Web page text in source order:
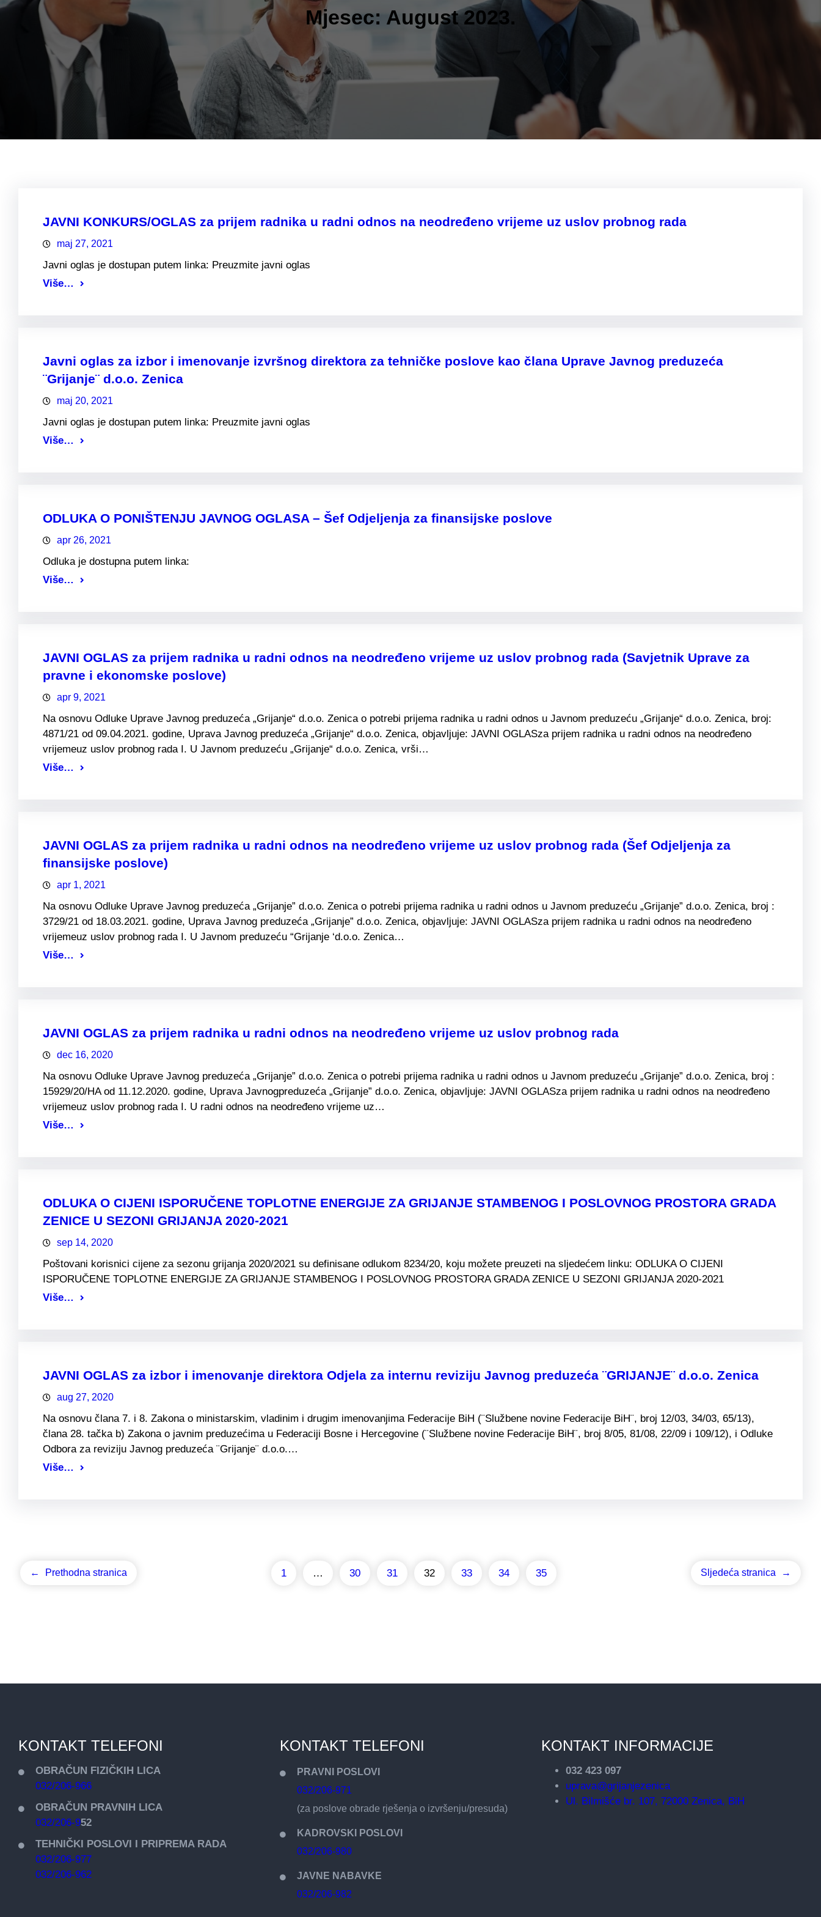
Mjesec: August 2023.
JAVNI KONKURS/OGLAS za prijem radnika u radni odnos na neodređeno vrijeme uz uslov probnog rada
maj 27, 2021
Javni oglas je dostupan putem linka: Preuzmite javni oglas
Više…
Javni oglas za izbor i imenovanje izvršnog direktora za tehničke poslove kao člana Uprave Javnog preduzeća
¨Grijanje¨ d.o.o. Zenica
maj 20, 2021
Javni oglas je dostupan putem linka: Preuzmite javni oglas
Više…
ODLUKA O PONIŠTENJU JAVNOG OGLASA – Šef Odjeljenja za finansijske poslove
apr 26, 2021
Odluka je dostupna putem linka:
Više…
JAVNI OGLAS za prijem radnika u radni odnos na neodređeno vrijeme uz uslov probnog rada (Savjetnik Uprave za
pravne i ekonomske poslove)
apr 9, 2021
Na osnovu Odluke Uprave Javnog preduzeća „Grijanje“ d.o.o. Zenica o potrebi prijema radnika u radni odnos u Javnom preduzeću „Grijanje“ d.o.o. Zenica, broj:
4871/21 od 09.04.2021. godine, Uprava Javnog preduzeća „Grijanje“ d.o.o. Zenica, objavljuje: JAVNI OGLASza prijem radnika u radni odnos na neodređeno
vrijemeuz uslov probnog rada I. U Javnom preduzeću „Grijanje“ d.o.o. Zenica, vrši…
Više…
JAVNI OGLAS za prijem radnika u radni odnos na neodređeno vrijeme uz uslov probnog rada (Šef Odjeljenja za
finansijske poslove)
apr 1, 2021
Na osnovu Odluke Uprave Javnog preduzeća „Grijanje” d.o.o. Zenica o potrebi prijema radnika u radni odnos u Javnom preduzeću „Grijanje” d.o.o. Zenica, broj :
3729/21 od 18.03.2021. godine, Uprava Javnog preduzeća „Grijanje” d.o.o. Zenica, objavljuje: JAVNI OGLASza prijem radnika u radni odnos na neodređeno
vrijemeuz uslov probnog rada I. U Javnom preduzeću “Grijanje ‘d.o.o. Zenica…
Više…
JAVNI OGLAS za prijem radnika u radni odnos na neodređeno vrijeme uz uslov probnog rada
dec 16, 2020
Na osnovu Odluke Uprave Javnog preduzeća „Grijanje” d.o.o. Zenica o potrebi prijema radnika u radni odnos u Javnom preduzeću „Grijanje” d.o.o. Zenica, broj :
15929/20/HA od 11.12.2020. godine, Uprava Javnogpreduzeća „Grijanje” d.o.o. Zenica, objavljuje: JAVNI OGLASza prijem radnika u radni odnos na neodređeno
vrijemeuz uslov probnog rada I. U radni odnos na neodređeno vrijeme uz…
Više…
ODLUKA O CIJENI ISPORUČENE TOPLOTNE ENERGIJE ZA GRIJANJE STAMBENOG I POSLOVNOG PROSTORA GRADA
ZENICE U SEZONI GRIJANJA 2020-2021
sep 14, 2020
Poštovani korisnici cijene za sezonu grijanja 2020/2021 su definisane odlukom 8234/20, koju možete preuzeti na sljedećem linku: ODLUKA O CIJENI
ISPORUČENE TOPLOTNE ENERGIJE ZA GRIJANJE STAMBENOG I POSLOVNOG PROSTORA GRADA ZENICE U SEZONI GRIJANJA 2020-2021
Više…
JAVNI OGLAS za izbor i imenovanje direktora Odjela za internu reviziju Javnog preduzeća ¨GRIJANJE¨ d.o.o. Zenica
aug 27, 2020
Na osnovu člana 7. i 8. Zakona o ministarskim, vladinim i drugim imenovanjima Federacije BiH (¨Službene novine Federacije BiH¨, broj 12/03, 34/03, 65/13),
člana 28. tačka b) Zakona o javnim preduzećima u Federaciji Bosne i Hercegovine (¨Službene novine Federacije BiH¨, broj 8/05, 81/08, 22/09 i 109/12), i Odluke
Odbora za reviziju Javnog preduzeća ¨Grijanje¨ d.o.o.…
Više…
← Prethodna stranica 1 … 30 31 32 33 34 35 Sljedeća stranica →
KONTAKT TELEFONI
OBRAČUN FIZIČKIH LICA
032/206-966
OBRAČUN PRAVNIH LICA
032/206-952
TEHNIČKI POSLOVI I PRIPREMA RADA
032/206-977
032/206-962
KONTAKT TELEFONI
PRAVNI POSLOVI
032/206-971
(za poslove obrade rješenja o izvršenju/presuda)
KADROVSKI POSLOVI
032/206-980
JAVNE NABAVKE
032/206-982
KONTAKT INFORMACIJE
032 423 097
uprava@grijanjezenica
Ul. Bilmišće br. 107, 72000 Zenica, BiH